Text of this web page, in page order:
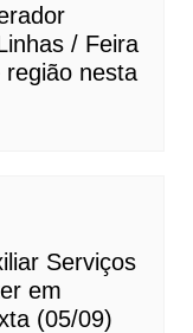
/ Feira
nesta
Serviços
em
(05/09)